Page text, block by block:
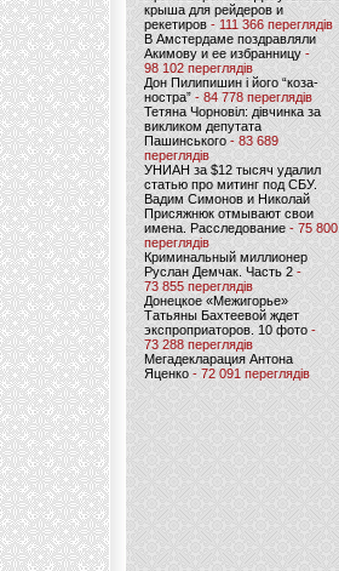
крыша для рейдеров и
рекетиров - 111 366 переглядів
В Амстердаме поздравляли
Акимову и ее избранницу -
98 102 переглядів
Дон Пилипишин і його “коза-
ностра” - 84 778 переглядів
Тетяна Чорновіл: дівчинка за
викликом депутата
Пашинського- 83 689
переглядів
УНИАН за $12 тысяч удалил
статью про митинг под СБУ.
Вадим Симонов и Николай
Присяжнюк отмывают свои
имена. Расследование - 75 800
переглядів
Криминальный миллионер
Руслан Демчак. Часть 2-
73 855 переглядів
Донецкое «Межигорье»
Татьяны Бахтеевой ждет
экспроприаторов. 10 фото -
73 288 переглядів
Мегадекларация Антона
Яценко - 72 091 переглядів